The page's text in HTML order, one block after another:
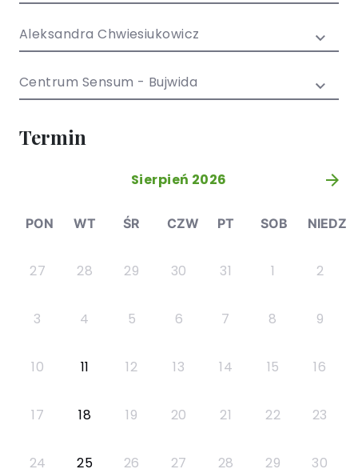
młodzieży
Aleksandra Chwiesiukowicz
Centrum Sensum - Bujwida
Termin
Sierpień 2026 »
PON WT ŚR CZW PT SOB NIEDZ
27 28 29 30 31 1 2
3 4 5 6 7 8 9
10 11 12 13 14 15 16
17 18 19 20 21 22 23
24 25 26 27 28 29 30